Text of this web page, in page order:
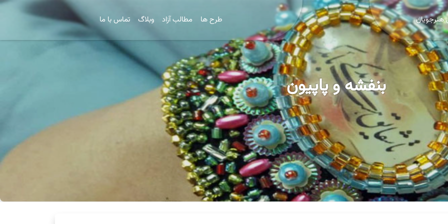
هنرجویان طرح ها مطالب آزاد وبلاگ تماس با ما
بنفشه و پاپیون